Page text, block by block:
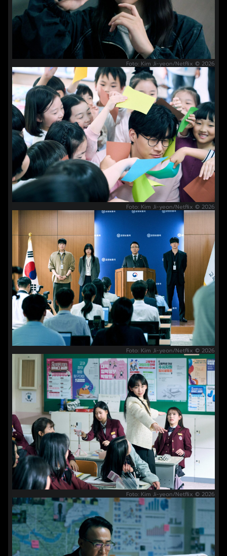
Foto: Kim Ji-yeon/Netflix © 2026
Foto: Kim Ji-yeon/Netflix © 2026
Foto: Kim Ji-yeon/Netflix © 2026
Foto: Kim Ji-yeon/Netflix © 2026